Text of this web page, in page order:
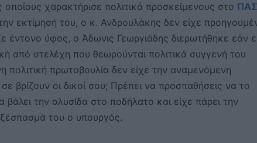
χαρακτήρισε πολιτικά προσκείμενους στο
εκτίμησή του, ο κ. Ανδρουλάκης δεν είχε
έντονο ύφος, ο Άδωνις Γεωργιάδης διερωτήθηκε εάν
από στελέχη που θεωρούνται πολιτικά συγγενή του
πρωτοβουλία δεν είχε την αναμενόμενη
βρίζουν οι δικοί σου; Πρέπει να προσπαθήσεις να το
την αλυσίδα στο ποδήλατο και είχε πάρει την
ξέσπασμά του ο υπουργός.